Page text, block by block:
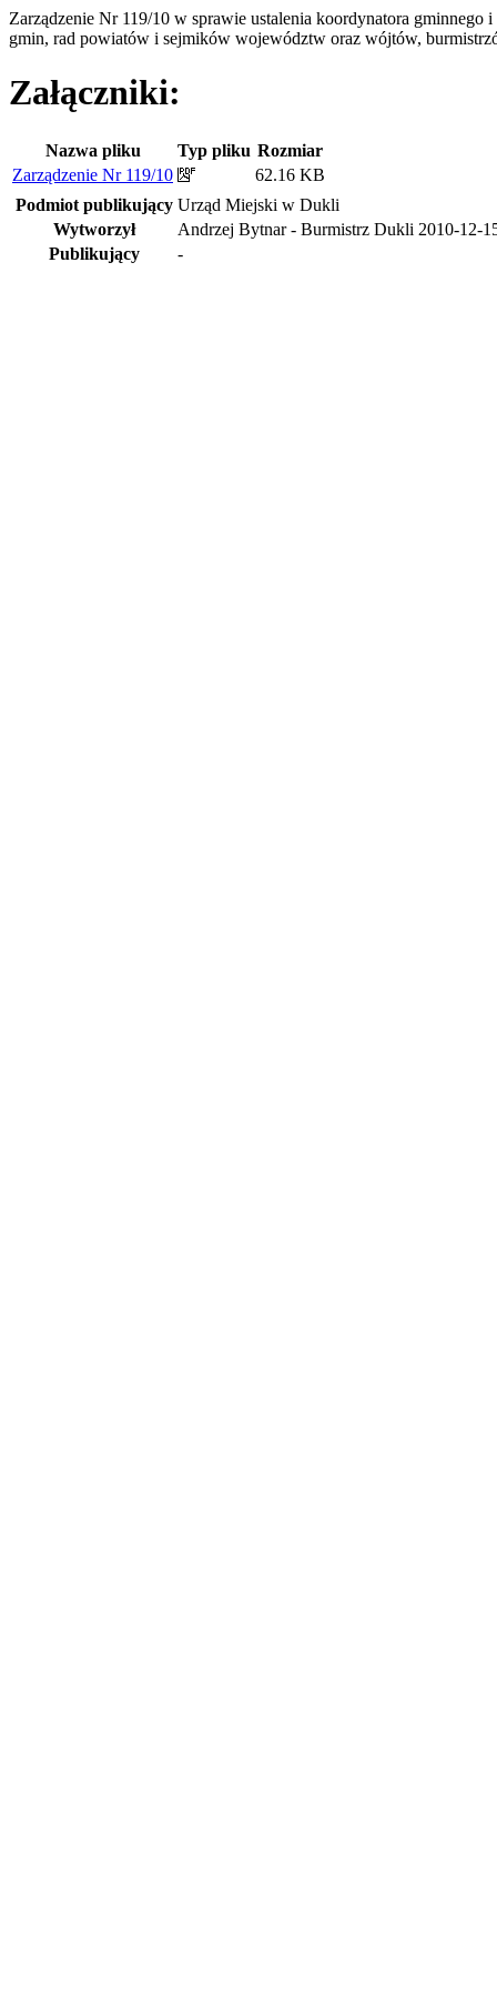
Zarządzenie Nr 119/10 w sprawie ustalenia koordynatora
gmin, rad powiatów i sejmików województw oraz wójtów,
Załączniki:
Nazwa pliku Typ pliku Rozmiar
Zarządzenie Nr 119/10
62.16 KB
Podmiot publikujący Urząd Miejski w Dukli
Wytworzył
Andrzej Bytnar - Burmistrz Dukli 2010-12-
Publikujący
-